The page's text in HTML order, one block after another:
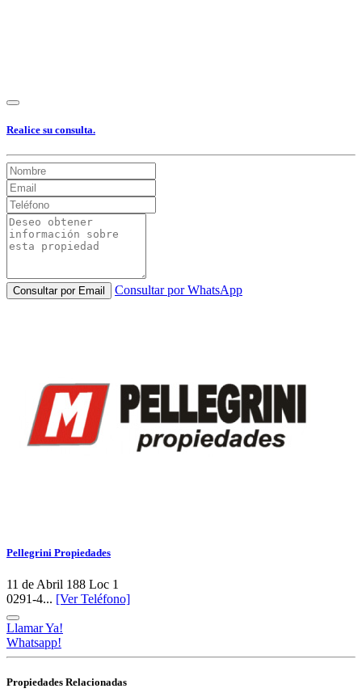
Realice su consulta.
Consultar por Email Consultar por WhatsApp
Pellegrini Propiedades
11 de Abril 188 Loc 1
0291-4... [Ver Teléfono]
Llamar Ya!
Whatsapp!
Propiedades Relacionadas